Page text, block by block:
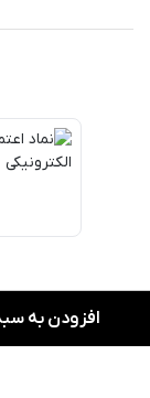
افزودن به